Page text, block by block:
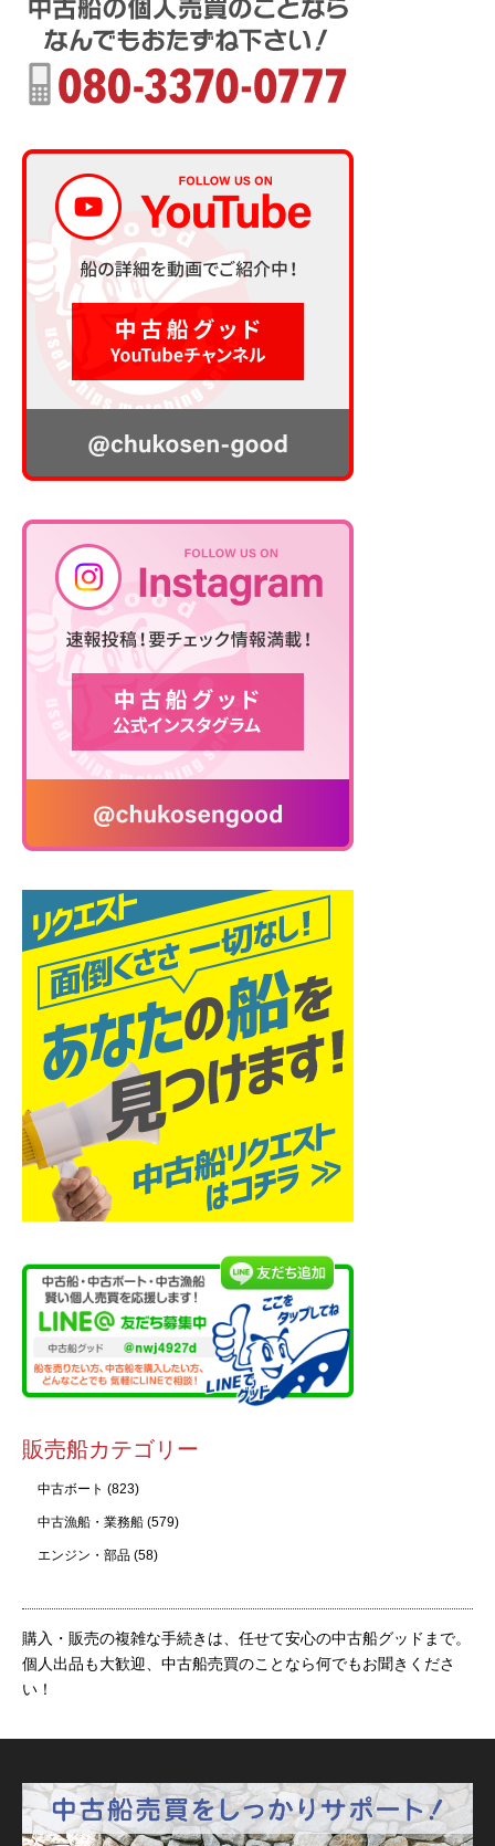
販売船カテゴリー
中古ボート (823)
中古漁船・業務船 (579)
エンジン・部品 (58)
購入・販売の複雑な手続きは、任せて安心の中古船グッドまで。
個人出品も大歓迎、中古船売買のことなら何でもお聞きくださ
い！